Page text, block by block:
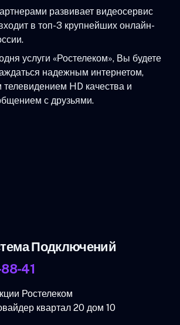
развивает видеосервис
в топ-3 крупнейших онлайн-
услуги «Ростелеком», Вы будете
надежным интернетом,
HD качества и
с друзьями.
Подключений
41
Ростелеком
квартал 20 дом 10